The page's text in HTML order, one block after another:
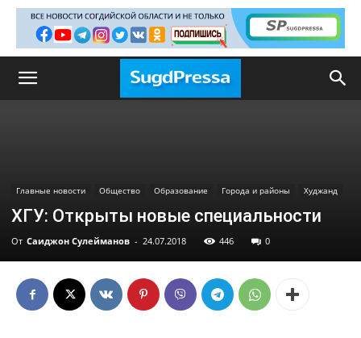
Главные новости Общество Образование Города и районы Худжанд
ХГУ: Открыты новые специальности
От Саиджон Сулейманов - 24.07.2018 446 0